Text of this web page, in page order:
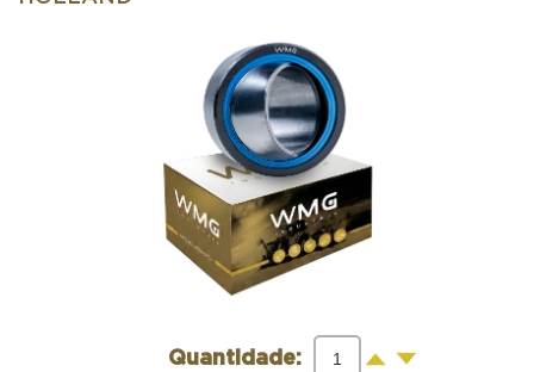
Quantidade: + -